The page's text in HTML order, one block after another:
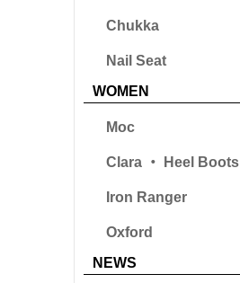
Chukka
Nail Seat
WOMEN
Moc
Clara ‧ Heel Boots
Iron Ranger
Oxford
NEWS